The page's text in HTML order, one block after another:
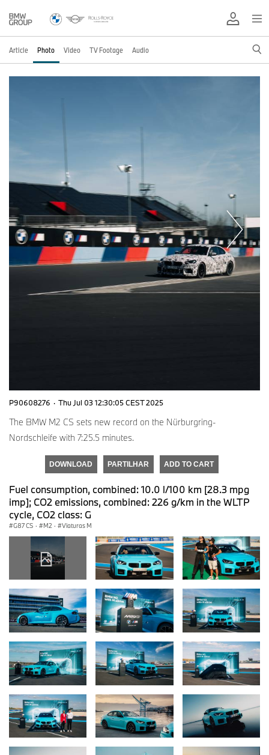
Article Photo Video TV Footage Audio
P90608276 · Thu Jul 03 12:30:05 CEST 2025
The BMW M2 CS sets new record on the Nürburgring-
Nordschleife with 7:25.5 minutes.
DOWNLOAD PARTILHAR ADD TO CART
Fuel consumption, combined: 10.0 l/100 km [28.3 mpg
imp]; CO2 emissions, combined: 226 g/km in the WLTP
cycle, CO2 class: G
G87 CS · M2 · Viaturas M